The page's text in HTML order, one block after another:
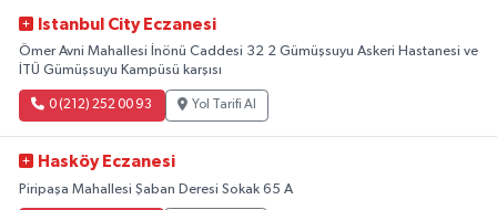
Istanbul City Eczanesi
Ömer Avni Mahallesi İnönü Caddesi 32 2 Gümüşsuyu Askeri Hastanesi ve
İTÜ Gümüşsuyu Kampüsü karşısı
0 (212) 252 00 93 Yol Tarifi Al
Hasköy Eczanesi
Piripaşa Mahallesi Şaban Deresi Sokak 65 A